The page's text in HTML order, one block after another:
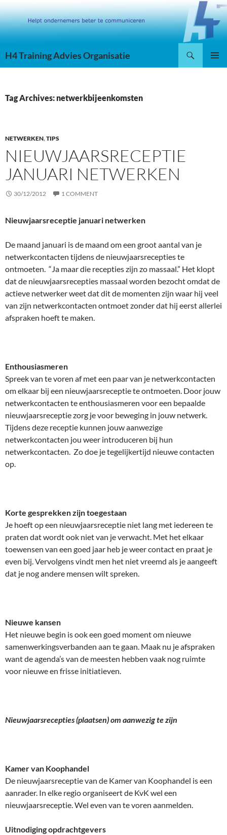
Skip
to
content
H4 Training Advies Organisatie
Tag Archives: netwerkbijeenkomsten
NETWERKEN,TIPS
NIEUWJAARSRECEPTIE
JANUARI NETWERKEN
30/12/2012 1 COMMENT
Nieuwjaarsreceptie januari netwerken
De maand januari is de maand om een groot aantal van je
netwerkcontacten tijdens de nieuwjaarsrecepties te
ontmoeten. “Ja maar die recepties zijn zo massaal.” Het klopt
dat de nieuwjaarsrecepties massaal worden bezocht omdat de
actieve netwerker weet dat dit de momenten zijn waar hij veel
van zijn netwerkcontacten ontmoet zonder dat hij eerst allerlei
afspraken hoeft te maken.
Enthousiasmeren
Spreek van te voren af met een paar van je netwerkcontacten
om elkaar bij een nieuwjaarsreceptie te ontmoeten. Door jouw
netwerkcontacten te enthousiasmeren voor een bepaalde
nieuwjaarsreceptie zorg je voor beweging in jouw netwerk.
Tijdens deze receptie kunnen jouw aanwezige
netwerkcontacten jou weer introduceren bij hun
netwerkcontacten. Zo doe je tegelijkertijd nieuwe contacten
op.
Korte gesprekken zijn toegestaan
Je hoeft op een nieuwjaarsreceptie niet lang met iedereen te
praten dat wordt ook niet van je verwacht. Met het elkaar
toewensen van een goed jaar heb je weer contact en praat je
even bij. Vervolgens vindt men het niet vreemd als je aangeeft
dat je nog andere mensen wilt spreken.
Nieuwe kansen
Het nieuwe begin is ook een goed moment om nieuwe
samenwerkingsverbanden aan te gaan. Maak nu je afspraken
want de agenda’s van de meesten hebben vaak nog ruimte
voor nieuwe en frisse initiatieven.
Nieuwjaarsrecepties (plaatsen) om aanwezig te zijn
Kamer van Koophandel
De nieuwjaarsreceptie van de Kamer van Koophandel is een
aanrader. In elke regio organiseert de KvK wel een
nieuwjaarsreceptie. Wel even van te voren aanmelden.
Uitnodiging opdrachtgevers